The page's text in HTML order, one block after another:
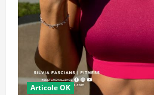
Articole OK